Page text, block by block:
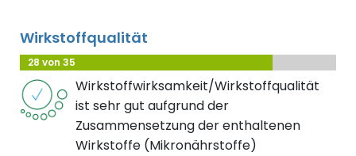
Wirkstoffqualität
28 von 35
Wirkstoffwirksamkeit/Wirkstoffqualität
ist sehr gut aufgrund der
Zusammensetzung der enthaltenen
Wirkstoffe (Mikronährstoffe)